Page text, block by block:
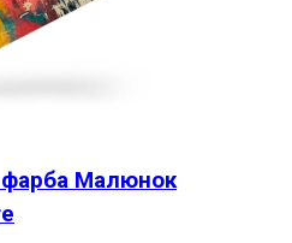
фарба Малюнок